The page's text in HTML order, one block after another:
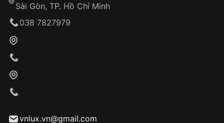
Khách hàng kiểm tra và thanh toán trực tiếp
Từ khóa SEO:
Sài Gòn, TP. Hồ Chí Minh
038 7827979
vnlux.vn@gmail.com